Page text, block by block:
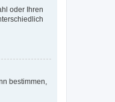
oder Ihren
bestimmen,